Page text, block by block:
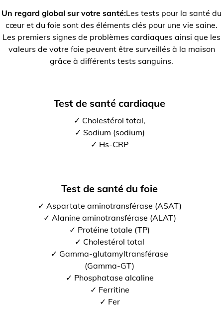
Un regard global sur votre santé:Les tests pour la santé du
cœur et du foie sont des éléments clés pour une vie saine.
Les premiers signes de problèmes cardiaques ainsi que les
valeurs de votre foie peuvent être surveillés à la maison
grâce à différents tests sanguins.
Test de santé cardiaque
✓ Cholestérol total,
✓ Sodium (sodium)
✓ Hs-CRP
Test de santé du foie
✓ Aspartate aminotransférase (ASAT)
✓ Alanine aminotransférase (ALAT)
✓ Protéine totale (TP)
✓ Cholestérol total
✓ Gamma-glutamyltransférase
(Gamma-GT)
✓ Phosphatase alcaline
✓ Ferritine
✓ Fer